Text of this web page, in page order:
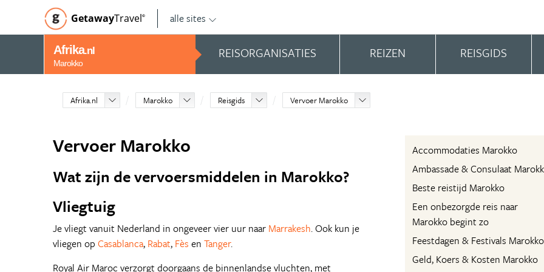
GetawayTravel© alle sites
Afrika.nl
Marokko
REISORGANISATIES REIZEN REISGIDS
Afrika.nl Marokko Reisgids Vervoer Marokko
Accommodaties Marokko
Ambassade & Consulaat
Beste reistijd Marokko
Een onbezorgde reis naar
Marokko begint zo
Feestdagen & Festivals Marokko
Geld, Koers & Kosten Marokko
Vervoer Marokko
Wat zijn de vervoersmiddelen in Marokko?
Vliegtuig
Je vliegt vanuit Nederland in ongeveer vier uur naar Marrakesh. Ook kun je
vliegen op Casablanca, Rabat, Fès en Tanger.
Royal Air Maroc verzorgt doorgaans de binnenlandse vluchten, met